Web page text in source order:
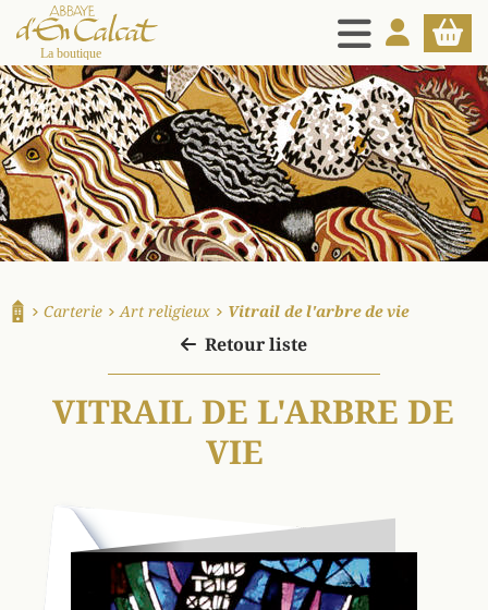
MENU
La boutique d'en Calcat
MON PANIER
Carterie Art religieux Vitrail de l'arbre de vie
Retour liste
VITRAIL DE L'ARBRE DE
VIE